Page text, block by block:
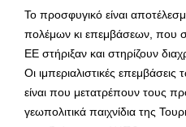
Το προσφυγικό είναι
πολέμων κι επεμβάσεων, που
ΕΕ στήριξαν και στηρίζουν
Οι ιμπεριαλιστικές
είναι που μετατρέπουν τους
γεωπολιτικά παιχνίδια της